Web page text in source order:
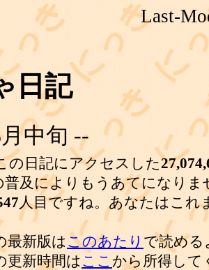
Last-
日記
中旬 --
の日記にアクセスした
普及によりもうあてになりま
人目ですね。あなたはこれ
最新版はこのあたり で読める
更新時間はここ から所得して